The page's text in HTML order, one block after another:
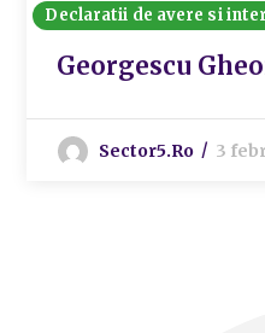
Declaratii de avere si
Georgescu
Sector5.ro 3